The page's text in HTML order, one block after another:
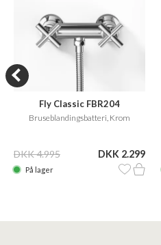
Fly Classic FBR204
Bruseblandingsbatteri, Krom
DKK 4.995 DKK 2.299
På lager